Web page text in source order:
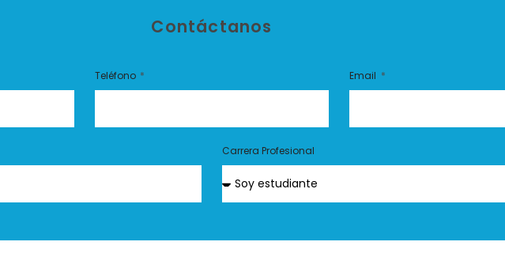
Contáctanos
Teléfono Email
Carrera Profesional